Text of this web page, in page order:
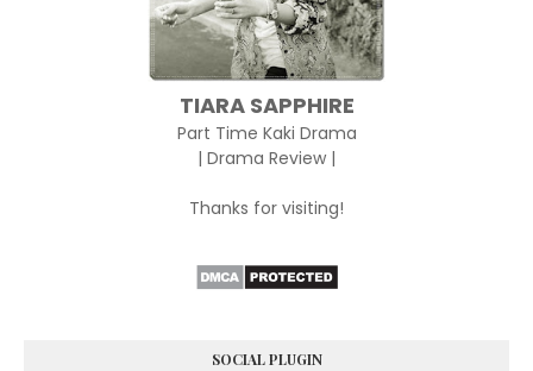
TIARA SAPPHIRE
Part Time Kaki Drama
| Drama Review |
Thanks for visiting!
SOCIAL PLUGIN